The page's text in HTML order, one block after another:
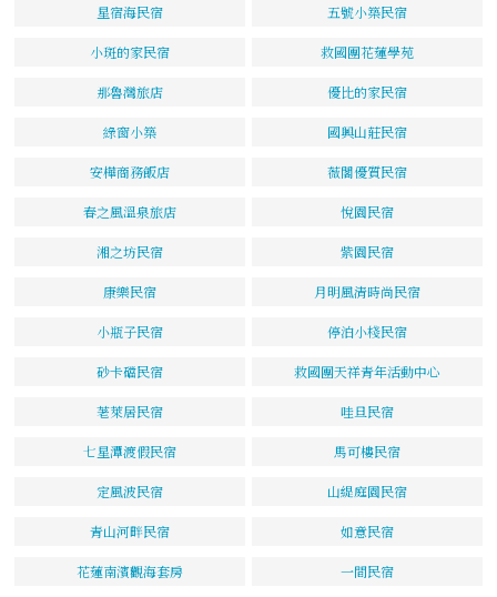
星宿海民宿 五號小築民宿
小斑的家民宿 救國團花蓮學苑
那魯灣旅店 優比的家民宿
綠窗小築 國興山莊民宿
安樺商務飯店 薇閣優質民宿
春之風溫泉旅店 悅園民宿
湘之坊民宿 紫園民宿
康樂民宿 月明風清時尚民宿
小瓶子民宿 停泊小棧民宿
砂卡礑民宿 救國團天祥青年活動中心
荖萊居民宿 哇旦民宿
七星潭渡假民宿 馬可樓民宿
定風波民宿 山緹庭園民宿
青山河畔民宿 如意民宿
花蓮南濱觀海套房 一間民宿